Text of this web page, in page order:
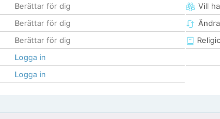
Berättar för dig
Berättar för dig
Berättar för dig
Logga in
Logga in
Vill